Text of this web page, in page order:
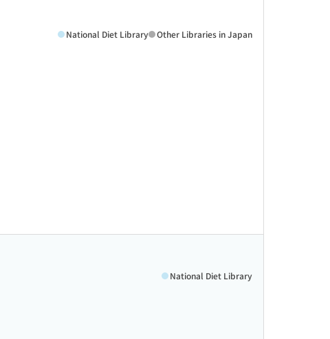
National Diet Library Other Libraries in Japan
National Diet Library